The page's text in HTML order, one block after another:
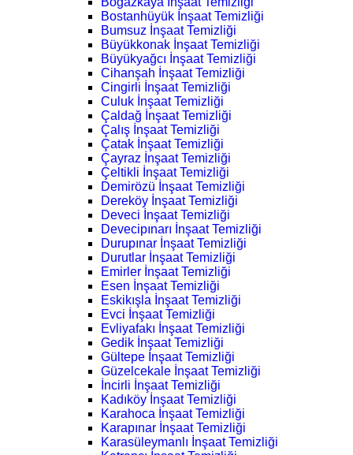
Bostanhüyük İnşaat Temizliği
Bumsuz İnşaat Temizliği
Büyükkonak İnşaat Temizliği
Büyükyağcı İnşaat Temizliği
Cihanşah İnşaat Temizliği
Cingirli İnşaat Temizliği
Culuk İnşaat Temizliği
Çaldağ İnşaat Temizliği
Çalış İnşaat Temizliği
Çatak İnşaat Temizliği
Çayraz İnşaat Temizliği
Çeltikli İnşaat Temizliği
Demirözü İnşaat Temizliği
Dereköy İnşaat Temizliği
Deveci İnşaat Temizliği
Devecipınarı İnşaat Temizliği
Durupınar İnşaat Temizliği
Durutlar İnşaat Temizliği
Emirler İnşaat Temizliği
Esen İnşaat Temizliği
Eskikışla İnşaat Temizliği
Evci İnşaat Temizliği
Evliyafakı İnşaat Temizliği
Gedik İnşaat Temizliği
Gültepe İnşaat Temizliği
Güzelcekale İnşaat Temizliği
İncirli İnşaat Temizliği
Kadıköy İnşaat Temizliği
Karahoca İnşaat Temizliği
Karapınar İnşaat Temizliği
Karasüleymanlı İnşaat Temizliği